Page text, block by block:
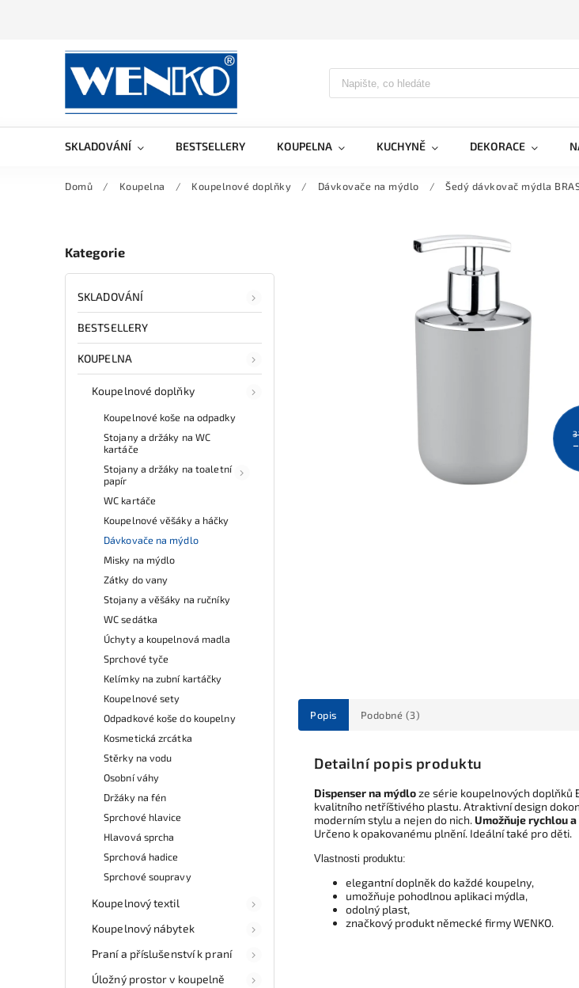
SKLADOVÁNÍ BESTSELLERY KOUPELNA KUCHYNĚ DEKORACE
Domů / Koupelna / Koupelnové doplňky / Dávkovače na mýdlo / Šedý dávkovač mýdla
Kategorie
SKLADOVÁNÍ
BESTSELLERY
KOUPELNA
Koupelnové doplňky
Koupelnové koše na odpadky
Stojany a držáky na WC
kartáče
Stojany a držáky na toaletní
papír
WC kartáče
Koupelnové věšáky a háčky
Dávkovače na mýdlo
Misky na mýdlo
Zátky do vany
Stojany a věšáky na ručníky
WC sedátka
Úchyty a koupelnová madla
Sprchové tyče
Kelímky na zubní kartáčky
Koupelnové sety
Odpadkové koše do koupelny
Kosmetická zrcátka
Stěrky na vodu
Osobní váhy
Držáky na fén
Sprchové hlavice
Hlavová sprcha
Sprchová hadice
Sprchové soupravy
Koupelnový textil
Koupelnový nábytek
Praní a příslušenství k praní
Úložný prostor v koupelně
Popis Podobné (3)
Detailní popis produktu
Dispenser na mýdloze série koupelnových doplňků
kvalitního netříštivého plastu. Atraktivní design
moderním stylu a nejen do nich.Umožňuje rychlou
Určeno k opakovanému plnění. Ideální také pro děti.
Vlastnosti produktu:
elegantní doplněk do každé koupelny,
umožňuje pohodlnou aplikaci mýdla,
odolný plast,
značkový produkt německé firmy WENKO.